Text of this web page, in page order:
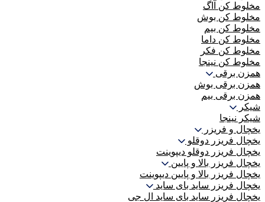
مخلوط کن آاگ
مخلوط کن بوش
مخلوط کن بیم
مخلوط کن داما
مخلوط کن فکر
مخلوط کن نینجا
همزن برقی
همزن برقی بوش
همزن برقی بیم
شیکر
شیکر نینجا
یخچال و فریزر
یخچال فریزر دوقلو
یخچال فریزر دوقلو دیپوینت
یخچال فریزر بالا و پایین
یخچال فریزر بالا و پایین دیپوینت
یخچال فریزر ساید بای ساید
یخچال فریزر ساید بای ساید ال جی